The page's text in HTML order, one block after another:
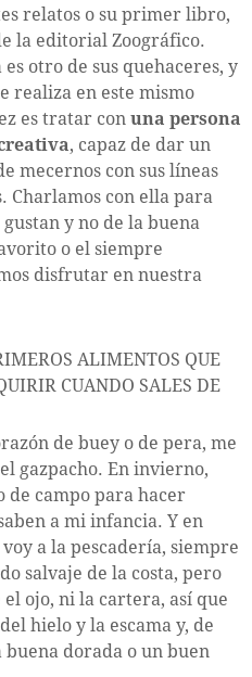
relatos o su primer libro,
la editorial Zoográfico.
otro de sus quehaceres, y
realiza en este mismo
es tratar con una persona
, capaz de dar un
mecernos con sus líneas
Charlamos con ella para
y no de la buena
o el siempre
disfrutar en nuestra
CUANDO SALES DE
de buey o de pera, me
gazpacho. En invierno,
de campo para hacer
a mi infancia. Y en
a la pescadería, siempre
salvaje de la costa, pero
ojo, ni la cartera, así que
hielo y la escama y, de
buena dorada o un buen